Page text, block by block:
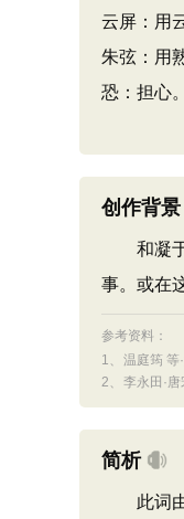
云屏：用
朱弦：用
恐：担心
创作背景
和凝于
事。或在
参考资料：
1、 温庭筠 等
2、 李永田·
简析
此词由